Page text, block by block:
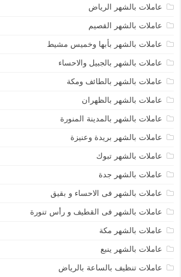
عاملات بالشهر الرياض
عاملات بالشهر القصيم
عاملات بالشهر بأبها وخميس مشيط
عاملات بالشهر بالجبيل والاحساء
عاملات بالشهر بالطائف ومكة
عاملات بالشهر بالظهران
عاملات بالشهر بالمدينة المنورة
عاملات بالشهر بريدة وعنيزة
عاملات بالشهر تبوك
عاملات بالشهر جدة
عاملات بالشهر فى الاحساء و بقيق
عاملات بالشهر فى القطيف و رأس تنورة
عاملات بالشهر مكة
عاملات بالشهر ينبع
عاملات تنظيف بالساعة بالرياض